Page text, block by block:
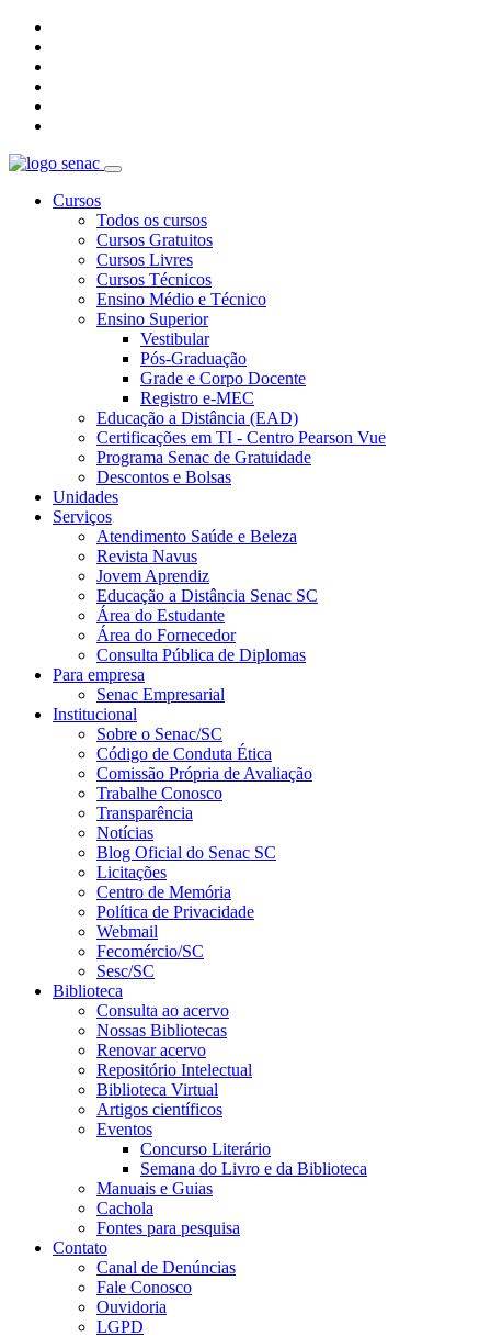
Cursos
Todos os cursos
Cursos Gratuitos
Cursos Livres
Cursos Técnicos
Ensino Médio e Técnico
Ensino Superior
Vestibular
Pós-Graduação
Grade e Corpo Docente
Registro e-MEC
Educação a Distância (EAD)
Certificações em TI - Centro Pearson Vue
Programa Senac de Gratuidade
Descontos e Bolsas
Unidades
Serviços
Atendimento Saúde e Beleza
Revista Navus
Jovem Aprendiz
Educação a Distância Senac SC
Área do Estudante
Área do Fornecedor
Consulta Pública de Diplomas
Para empresa
Senac Empresarial
Institucional
Sobre o Senac/SC
Código de Conduta Ética
Comissão Própria de Avaliação
Trabalhe Conosco
Transparência
Notícias
Blog Oficial do Senac SC
Licitações
Centro de Memória
Política de Privacidade
Webmail
Fecomércio/SC
Sesc/SC
Biblioteca
Consulta ao acervo
Nossas Bibliotecas
Renovar acervo
Repositório Intelectual
Biblioteca Virtual
Artigos científicos
Eventos
Concurso Literário
Semana do Livro e da Biblioteca
Manuais e Guias
Cachola
Fontes para pesquisa
Contato
Canal de Denúncias
Fale Conosco
Ouvidoria
LGPD